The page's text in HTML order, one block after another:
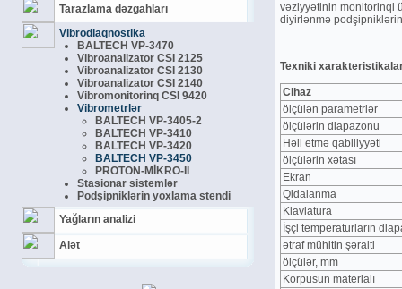
Tarazlama dәzgahları
Vibrodiaqnostika
BALTECH VP-3470
Vibroanalizator CSI 2125
Vibroanalizator CSI 2130
Vibroanalizator CSI 2140
Vibromonitorinq CSI 9420
Vibrometrlәr
BALTECH VP-3405-2
BALTECH VP-3410
BALTECH VP-3420
BALTECH VP-3450
PROTON-MİKRO-II
Stasionar sistemlәr
Podşipniklәrin yoxlama stendi
Yağların analizi
Alәt
vәziyyәtinin monitorinqi
diyirlәnmә
Texniki
Cihaz
ölçülәn parametrlәr
ölçülәrin diapazonu
Hәll etmә qabiliyyәti
ölçülәrin xәtası
Ekran
Qidalanma
Klaviatura
İşçi temperaturların
әtraf mühitin şәraiti
ölçülәr, mm
Korpusun materialı